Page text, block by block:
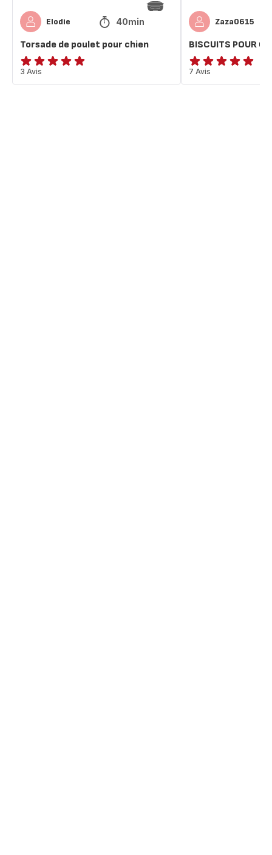
Elodie 40min
Torsade de poulet pour chien
Avis
5
3 Avis
Zaza0615
BISCUITS POUR
ratings.4.9
7 Avis